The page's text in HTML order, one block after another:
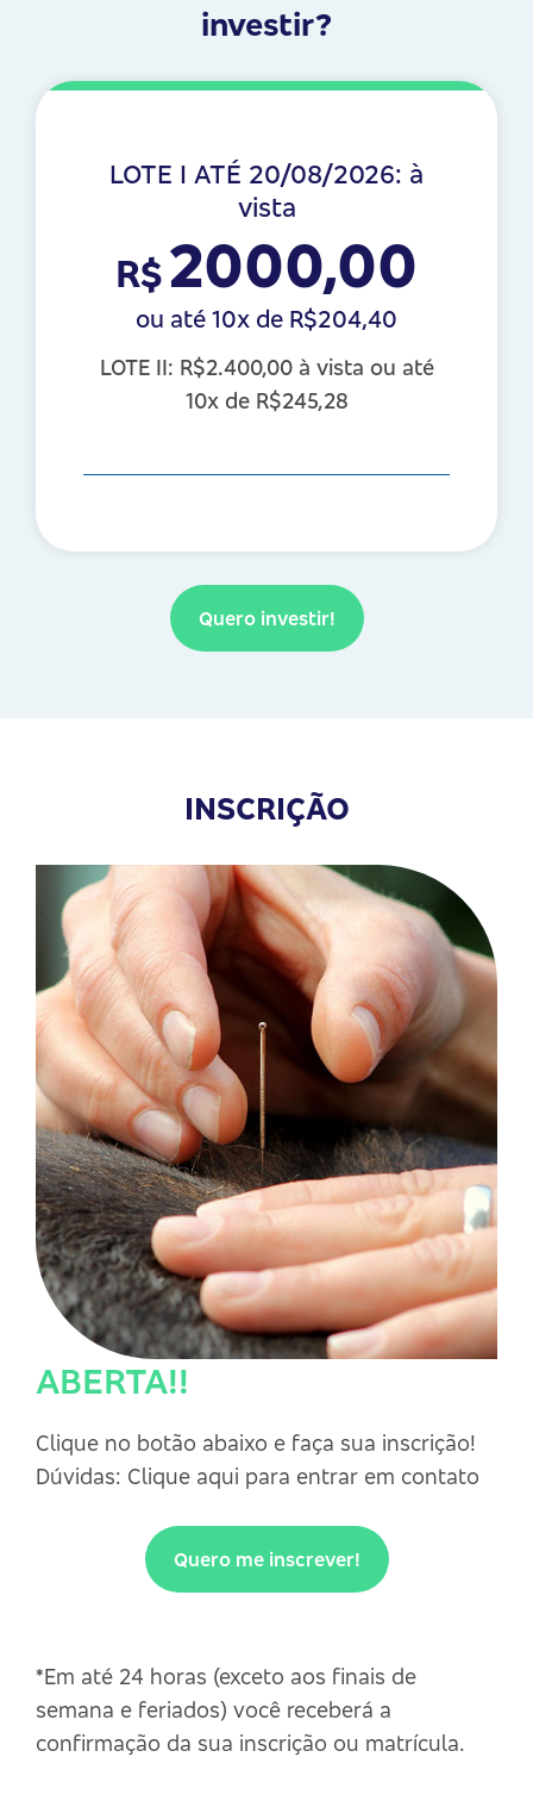
investir?
LOTE I ATÉ 20/08/2026: à
vista
R$2000,00
ou até 10x de R$204,40
LOTE II: R$2.400,00 à vista ou até
10x de R$245,28
Quero investir!
INSCRIÇÃO
ABERTA!!
Clique no botão abaixo e faça sua inscrição!
Dúvidas: Clique aqui para entrar em contato
Quero me inscrever!
*Em até 24 horas (exceto aos finais de
semana e feriados) você receberá a
confirmação da sua inscrição ou matrícula.